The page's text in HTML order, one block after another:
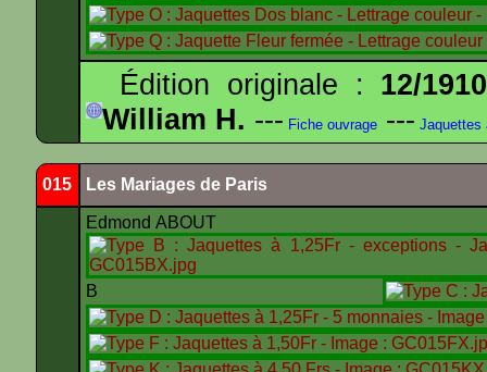
Édition originale : 12/1910
William H. --- Fiche ouvrage --- Jaquettes
015 Les Mariages de Paris
Edmond ABOUT
B